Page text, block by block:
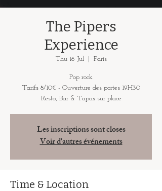
The Pipers
Experience
Thu 16 Jul
  |
Paris
Pop rock
Tarifs 8/10€ - Ouverture des portes 19H30
Resto, Bar & Tapas sur place
Les inscriptions sont closes
Voir d'autres événements
Time & Location